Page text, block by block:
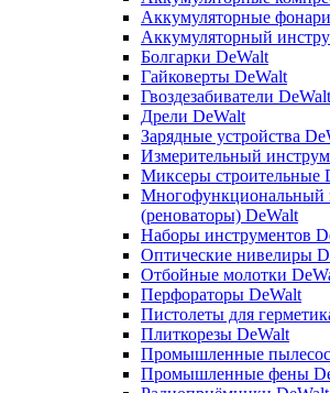
Аккумуляторные
Аккумуляторный
Болгарки DeWalt
Гайковерты DeWalt
Гвоздезабиватели DeWalt
Дрели DeWalt
Зарядные устройства
Измерительный
Миксеры строительные
Многофункциональный
(реноваторы) DeWalt
Наборы инструментов
Оптические нивелиры
Отбойные молотки
Перфораторы DeWalt
Пистолеты для
Плиткорезы DeWalt
Промышленные
Промышленные фены